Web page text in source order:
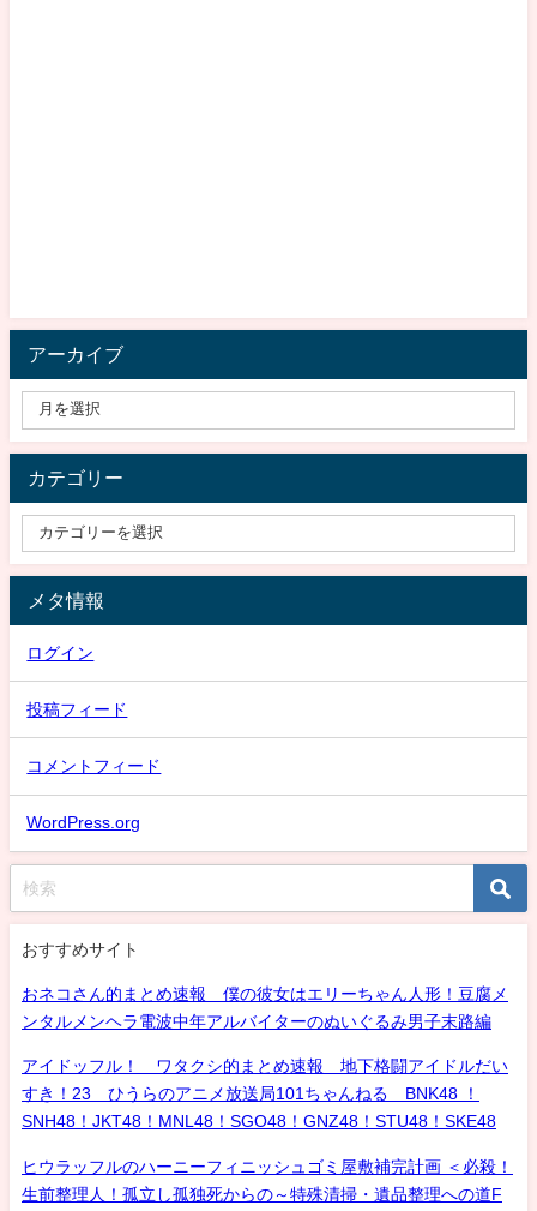
アーカイブ
カテゴリー
メタ情報
ログイン
投稿フィード
コメントフィード
WordPress.org
おすすめサイト
おネコさん的まとめ速報 僕の彼女はエリーちゃん人形！豆腐メ
ンタルメンヘラ電波中年アルバイターのぬいぐるみ男子末路編
アイドッフル！ ワタクシ的まとめ速報 地下格闘アイドルだい
すき！23 ひうらのアニメ放送局101ちゃんねる BNK48 ！
SNH48！JKT48！MNL48！SGO48！GNZ48！STU48！SKE48
ヒウラッフルのハーニーフィニッシュゴミ屋敷補完計画 ＜必殺！
生前整理人！孤立し孤独死からの～特殊清掃・遺品整理への道F